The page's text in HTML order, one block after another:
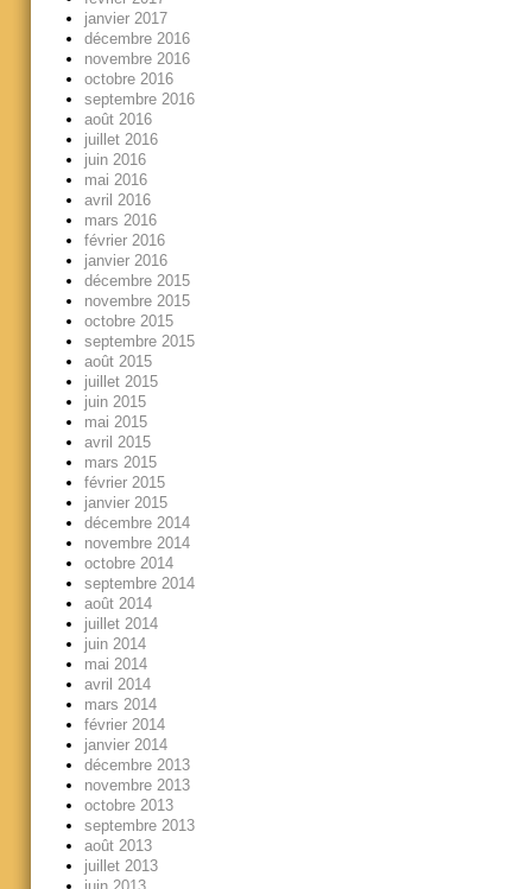
janvier 2017
décembre 2016
novembre 2016
octobre 2016
septembre 2016
août 2016
juillet 2016
juin 2016
mai 2016
avril 2016
mars 2016
février 2016
janvier 2016
décembre 2015
novembre 2015
octobre 2015
septembre 2015
août 2015
juillet 2015
juin 2015
mai 2015
avril 2015
mars 2015
février 2015
janvier 2015
décembre 2014
novembre 2014
octobre 2014
septembre 2014
août 2014
juillet 2014
juin 2014
mai 2014
avril 2014
mars 2014
février 2014
janvier 2014
décembre 2013
novembre 2013
octobre 2013
septembre 2013
août 2013
juillet 2013